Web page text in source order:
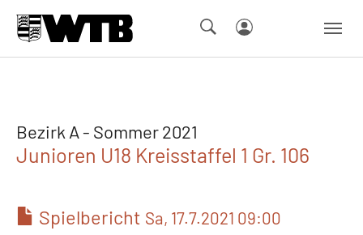
Bezirk A - Sommer 2021
Junioren U18 Kreisstaffel 1 Gr. 106
Spielbericht Sa, 17.7.2021 09:00